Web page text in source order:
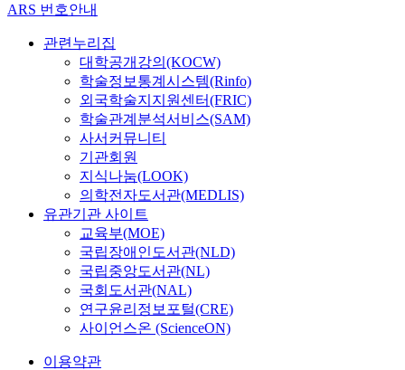
ARS 번호안내
관련누리집
대학공개강의(KOCW)
학술정보통계시스템(Rinfo)
외국학술지지원센터(FRIC)
학술관계분석서비스(SAM)
사서커뮤니티
기관회원
지식나눔(LOOK)
의학전자도서관(MEDLIS)
유관기관 사이트
교육부(MOE)
국립장애인도서관(NLD)
국립중앙도서관(NL)
국회도서관(NAL)
연구윤리정보포털(CRE)
사이언스온 (ScienceON)
이용약관